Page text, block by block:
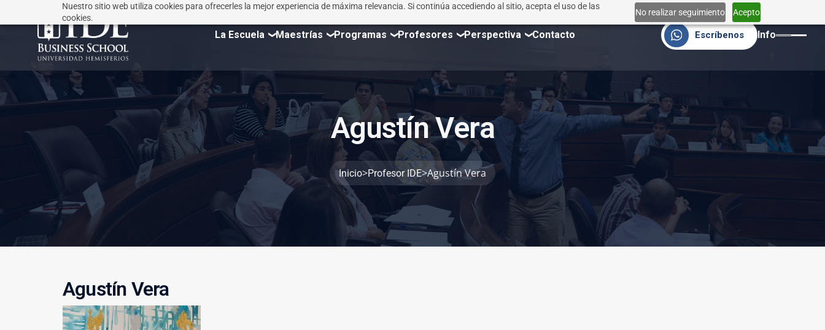
Nuestro sitio web utiliza cookies para ofrecerles la mejor experiencia de máxima relevancia. Si continúa accediendo al sitio, acepta el uso de las
cookies.
No realizar seguimiento Acepto
La Escuela Maestrías Programas Profesores Perspectiva Contacto Escríbenos Info
AgustínVera
Inicio>Profesor IDE>Agustín Vera
Agustín Vera